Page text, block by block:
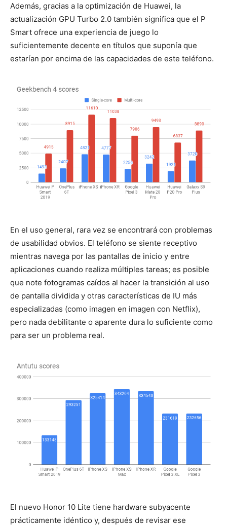
Además, gracias a la optimización de Huawei, la
actualización GPU Turbo 2.0 también significa que el P
Smart ofrece una experiencia de juego lo
suficientemente decente en títulos que suponía que
estarían por encima de las capacidades de este teléfono.
En el uso general, rara vez se encontrará con problemas
de usabilidad obvios. El teléfono se siente receptivo
mientras navega por las pantallas de inicio y entre
aplicaciones cuando realiza múltiples tareas; es posible
que note fotogramas caídos al hacer la transición al uso
de pantalla dividida y otras características de IU más
especializadas (como imagen en imagen con Netflix),
pero nada debilitante o aparente dura lo suficiente como
para ser un problema real.
El nuevo Honor 10 Lite tiene hardware subyacente
prácticamente idéntico y, después de revisar ese